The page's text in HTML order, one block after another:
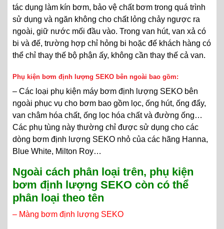
tác dụng làm kín bơm, bảo vệ chất bơm trong quá trình
sử dụng và ngăn không cho chất lỏng chảy ngược ra
ngoài, giữ nước mối đầu vào. Trong van hút, van xả có
bi và đế, trường hợp chỉ hỏng bi hoặc đế khách hàng có
thể chỉ thay thế bộ phận ấy, không cần thay thế cả van.
Phụ kiện bơm định lượng SEKO bên ngoài bao gồm:
– Các loại phụ kiện máy bơm định lượng SEKO bên
ngoài phục vụ cho bơm bao gồm lọc, ống hút, ống đẩy,
van châm hóa chất, ống lọc hóa chất và đường ống…
Các phụ tùng này thường chỉ được sử dụng cho các
dòng bơm định lượng SEKO nhỏ của các hãng Hanna,
Blue White, Milton Roy…
Ngoài cách phân loại trên, phụ kiện
bơm định lượng SEKO còn có thể
phân loại theo tên
– Màng bơm định lượng SEKO